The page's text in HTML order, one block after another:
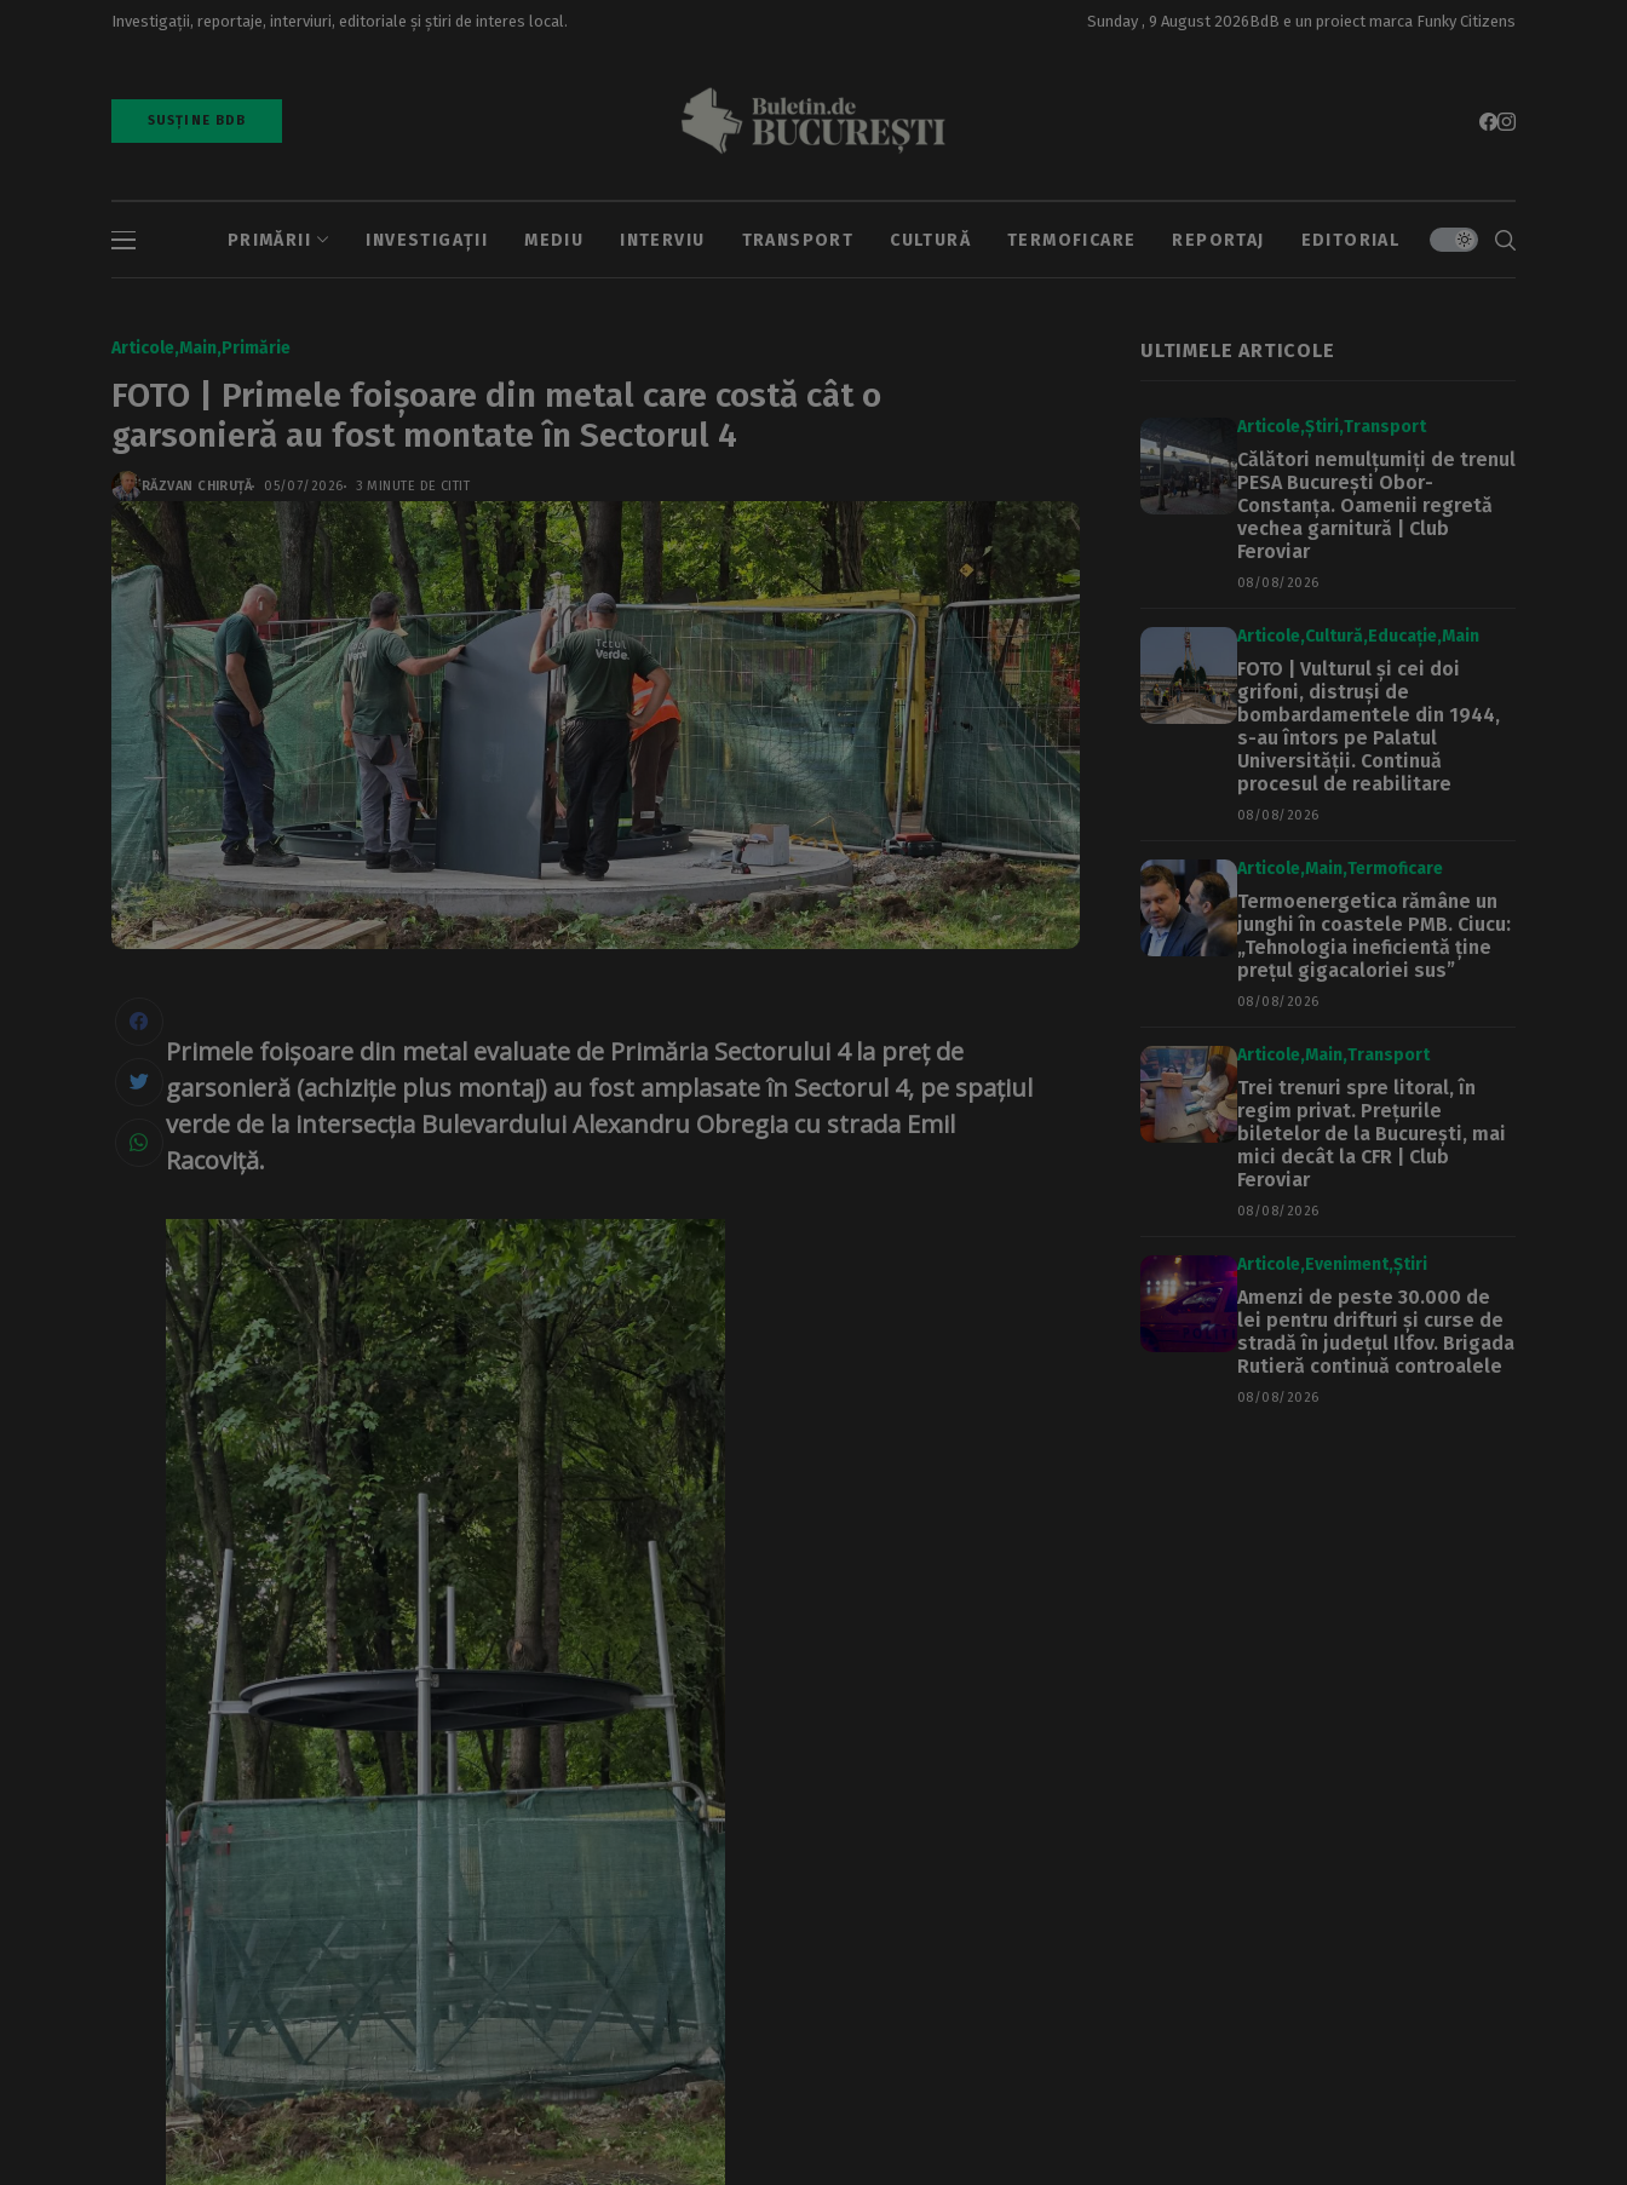
Investigații, reportaje, interviuri, editoriale și știri de interes local. Sunday , 9 August 2026BdB e un proiect marca Funky Citizens
SUSȚINE BDB
PRIMĂRII INVESTIGAȚII MEDIU INTERVIU TRANSPORT CULTURĂ TERMOFICARE REPORTAJ EDITORIAL
Articole Main Primărie
FOTO | Primele foișoare din metal care costă cât o
garsonieră au fost montate în Sectorul 4
RĂZVAN CHIRUȚĂ 05/07/2026 3 MINUTE DE CITIT
Primele foișoare din metal evaluate de Primăria Sectorului 4 la preț de
garsonieră (achiziție plus montaj) au fost amplasate în Sectorul 4, pe spațiul
verde de la intersecția Bulevardului Alexandru Obregia cu strada Emil
Racoviță.
ULTIMELE ARTICOLE
Articole Știri Transport
Călători nemulțumiți de trenul
PESA București Obor-
Constanța. Oamenii regretă
vechea garnitură | Club
Feroviar
08/08/2026
Articole Cultură Educație Main
FOTO | Vulturul și cei doi
grifoni, distruși de
bombardamentele din 1944,
s-au întors pe Palatul
Universității. Continuă
procesul de reabilitare
08/08/2026
Articole Main Termoficare
Termoenergetica rămâne un
junghi în coastele PMB. Ciucu:
„Tehnologia ineficientă ține
prețul gigacaloriei sus”
08/08/2026
Articole Main Transport
Trei trenuri spre litoral, în
regim privat. Prețurile
biletelor de la București, mai
mici decât la CFR | Club
Feroviar
08/08/2026
Articole Eveniment Știri
Amenzi de peste 30.000 de
lei pentru drifturi și curse de
stradă în județul Ilfov. Brigada
Rutieră continuă controalele
08/08/2026